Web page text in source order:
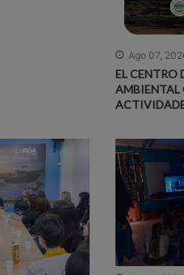
Ago 07,
EL CENTRO
AMBIENTAL